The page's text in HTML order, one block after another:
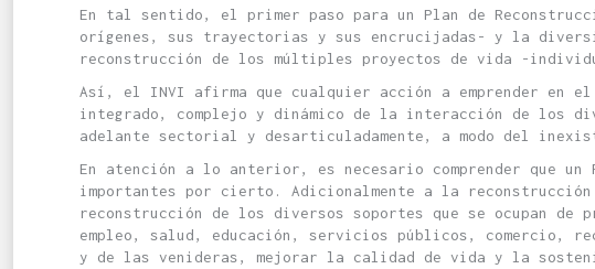
En tal sentido, el primer paso para un Plan de
orígenes, sus trayectorias y sus encrucijadas- y la
reconstrucción de los múltiples proyectos de vida -
Así, el INVI afirma que cualquier acción a emprender en el
integrado, complejo y dinámico de la interacción de los
adelante sectorial y desarticuladamente, a modo del
En atención a lo anterior, es necesario comprender que un
importantes por cierto. Adicionalmente a la
reconstrucción de los diversos soportes que se ocupan de
empleo, salud, educación, servicios públicos, comercio,
y de las venideras, mejorar la calidad de vida y la